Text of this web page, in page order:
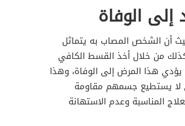
الوفاة
أن الشخص المصاب به يتماثل
من خلال أخذ القسط الكافي
يؤدي هذا المرض إلى الوفاة، وهذا
لا يستطيع جسمهم مقاومة
المناسبة وعدم الاستهانة